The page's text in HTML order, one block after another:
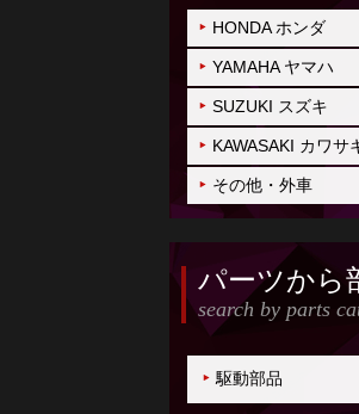
HONDA ホンダ
YAMAHA ヤマハ
SUZUKI スズキ
KAWASAKI カワサ
その他・外車
パーツから
search by parts
駆動部品